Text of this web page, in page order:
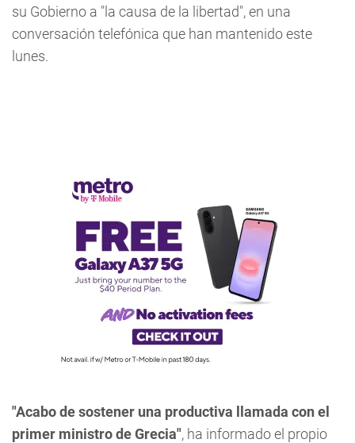
su Gobierno a "la causa de la libertad", en una
conversación telefónica que han mantenido este
lunes.
"Acabo de sostener una productiva llamada con el
primer ministro de Grecia", ha informado el propio